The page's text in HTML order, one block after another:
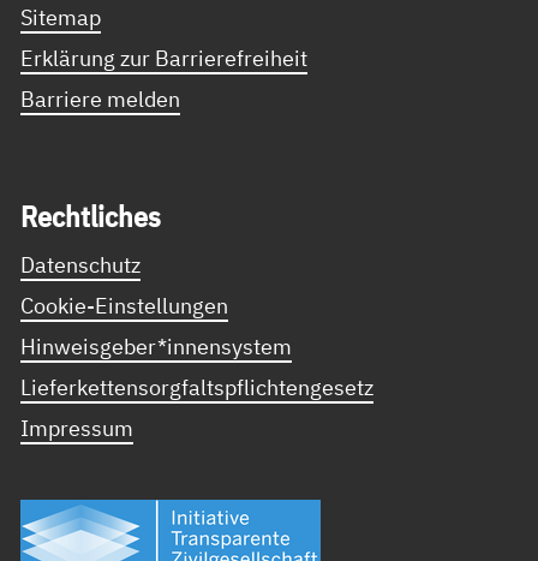
Sitemap
Erklärung zur Barrierefreiheit
Barriere melden
Recht­li­ches
Datenschutz
Cookie-Einstellungen
Hinweisgeber*innensystem
Lieferkettensorgfaltspflichtengesetz
Impressum